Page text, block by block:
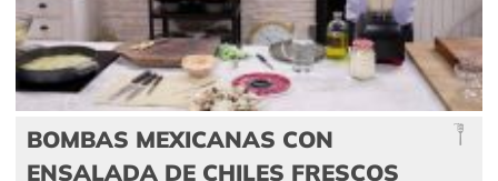
BOMBAS MEXICANAS CON
ENSALADA DE CHILES FRESCOS